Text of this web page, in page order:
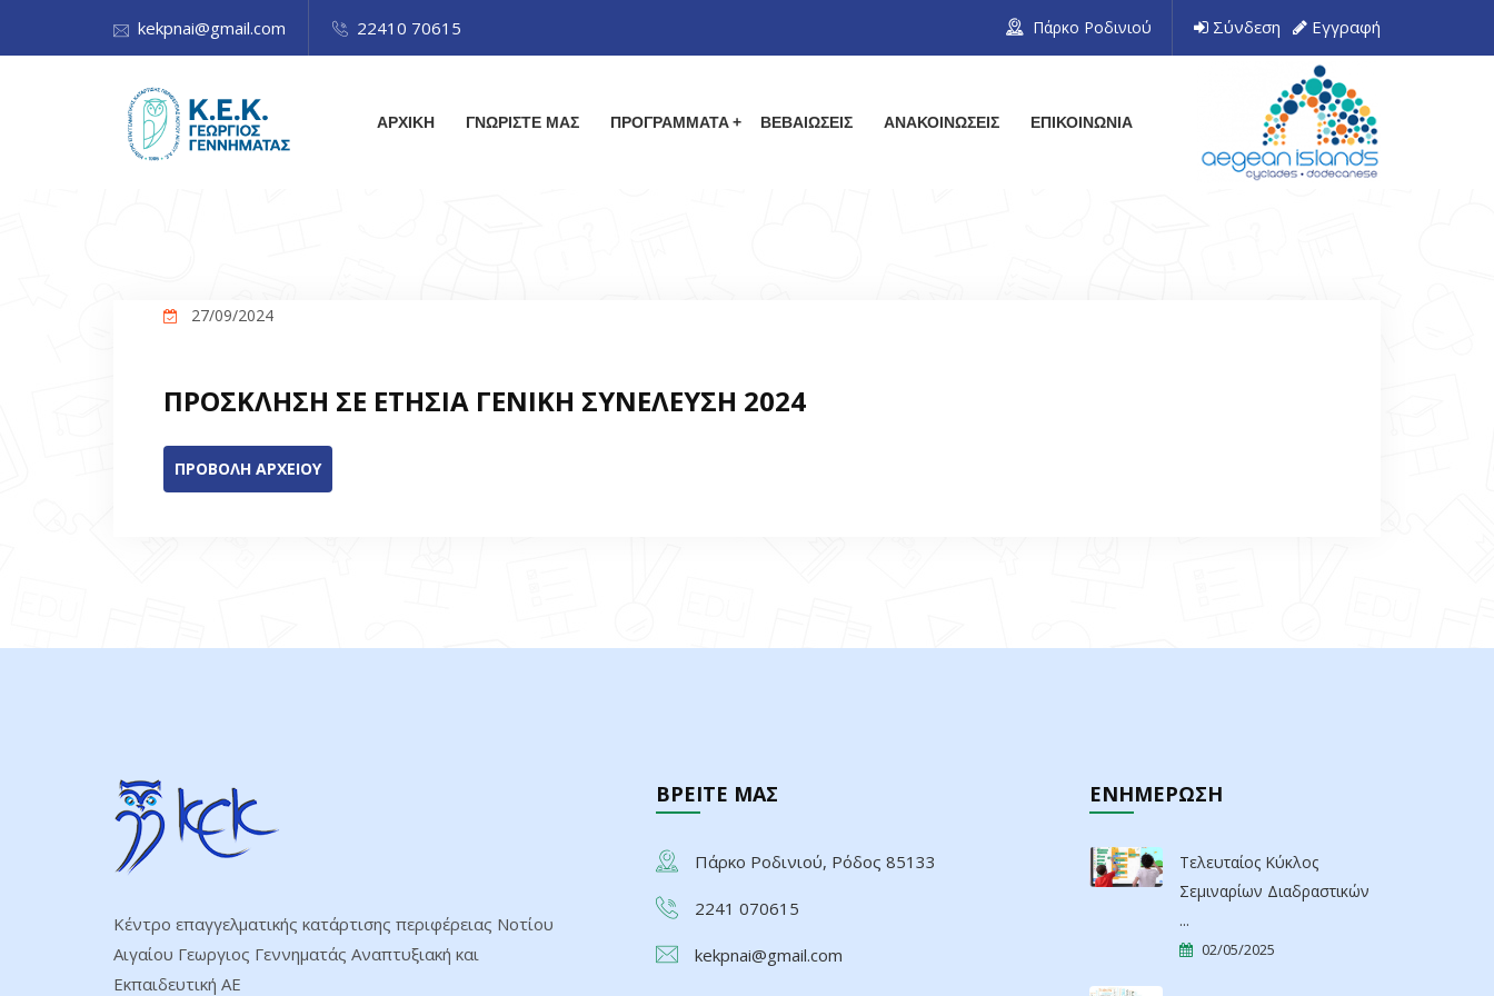
kekpnai@gmail.com 22410 70615 Πάρκο Ροδινιού Σύνδεση Εγγραφή
ΑΡΧΙΚΗ ΓΝΩΡΙΣΤΕ ΜΑΣ ΠΡΟΓΡΑΜΜΑΤΑ ΒΕΒΑΙΩΣΕΙΣ ΑΝΑΚΟΙΝΩΣΕΙΣ ΕΠΙΚΟΙΝΩΝΙΑ
27/09/2024
ΠΡΟΣΚΛΗΣΗ ΣΕ ΕΤΗΣΙΑ ΓΕΝΙΚΗ ΣΥΝΕΛΕΥΣΗ 2024
ΠΡΟΒΟΛΗ ΑΡΧΕΙΟΥ
Κέντρο επαγγελματικής κατάρτισης περιφέρειας Νοτίου
Αιγαίου Γεωργιος Γεννηματάς Αναπτυξιακή και
Εκπαιδευτική ΑΕ
ΒΡΕΙΤΕ ΜΑΣ
Πάρκο Ροδινιού, Ρόδος 85133
2241 070615
kekpnai@gmail.com
ΕΝΗΜΕΡΩΣΗ
Τελευταίος Κύκλος
Σεμιναρίων Διαδραστικών
...
02/05/2025